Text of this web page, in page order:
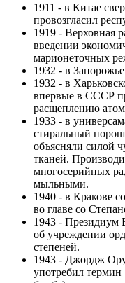
1911 - в Китае
провозгласил
1919 - Верховная
введении
марионеточных
1932 - в
1932 - в
впервые в СССР
расщеплению
1933 - в
стиральный
объясняли силой
тканей.
многосерийных
мыльными.
1940 - в Кракове
во главе со
1943 - Президиум
об учреждении
степеней.
1943 - Джордж
употребил